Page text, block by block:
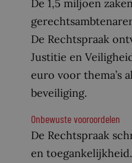
De 1,5 miljoen
De Rechtspraak
Justitie en
euro voor thema’s
beveiliging.
Onbewuste vooroordelen
De Rechtspraak
en toegankelijkheid.